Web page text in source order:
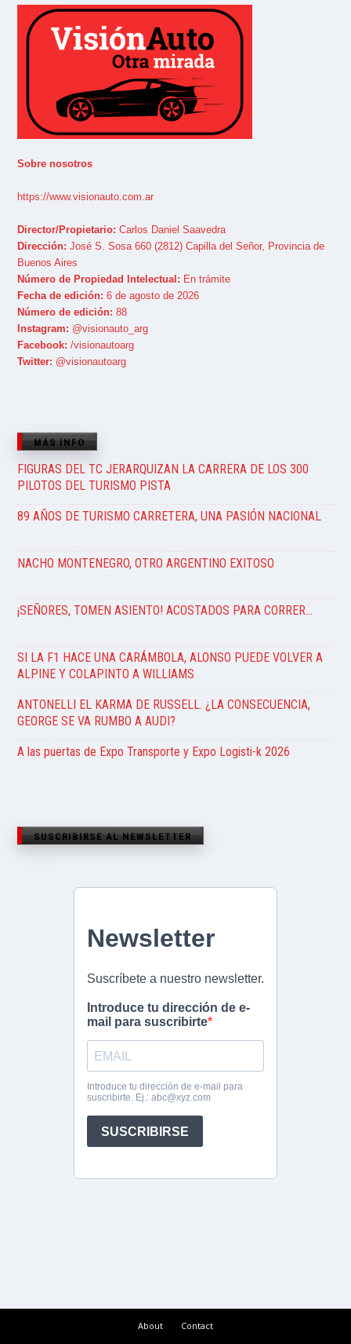
Sobre nosotros
https://www.visionauto.com.ar
Director/Propietario: Carlos Daniel Saavedra
Dirección: José S. Sosa 660 (2812) Capilla del Señor, Provincia de
Buenos Aires
Número de Propiedad Intelectual: En trámite
Fecha de edición: 6 de agosto de 2026
Número de edición: 88
Instagram: @visionauto_arg
Facebook: /visionautoarg
Twitter: @visionautoarg
MÁS INFO
FIGURAS DEL TC JERARQUIZAN LA CARRERA DE LOS 300
PILOTOS DEL TURISMO PISTA
89 AÑOS DE TURISMO CARRETERA, UNA PASIÓN NACIONAL
NACHO MONTENEGRO, OTRO ARGENTINO EXITOSO
¡SEÑORES, TOMEN ASIENTO! ACOSTADOS PARA CORRER…
SI LA F1 HACE UNA CARÁMBOLA, ALONSO PUEDE VOLVER A
ALPINE Y COLAPINTO A WILLIAMS
ANTONELLI EL KARMA DE RUSSELL. ¿LA CONSECUENCIA,
GEORGE SE VA RUMBO A AUDI?
A las puertas de Expo Transporte y Expo Logisti-k 2026
SUSCRIBIRSE AL NEWSLETTER
About
Contact